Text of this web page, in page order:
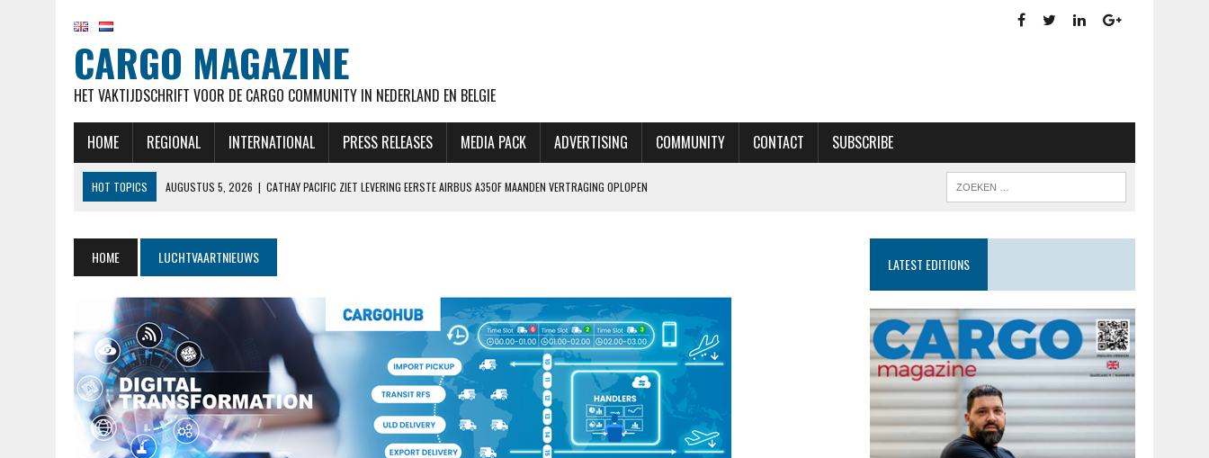
CARGO MAGAZINE
HET VAKTIJDSCHRIFT VOOR DE CARGO COMMUNITY IN NEDERLAND EN BELGIE
HOME REGIONAL INTERNATIONAL PRESS RELEASES MEDIA PACK ADVERTISING COMMUNITY CONTACT SUBSCRIBE
HOT TOPICS AUGUSTUS 5, 2026 | CATHAY PACIFIC ZIET LEVERING EERSTE AIRBUS A350F MAANDEN VERTRAGING OPLOPEN
AUGUSTUS 5, 2026 | OEKRAÏENSE ANTONOV MOGELIJK ONTSNAPT AAN AANSLAG OP LUCHTHAVEN LEIPZIG
AUGUSTUS 5, 2026 | RAAMSTOELTJE IN DE BUSINESSCLASS? BIJ LUFTHANSA KOST DAT 170 EURO EXTRA
HOME LUCHTVAARTNIEUWS LATEST EDITIONS